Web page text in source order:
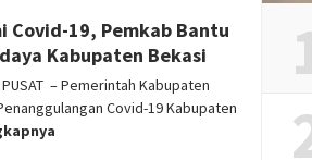
Covid-19, Pemkab Bantu
Kabupaten Bekasi
PUSAT – Pemerintah Kabupaten
Covid-19 Kabupaten